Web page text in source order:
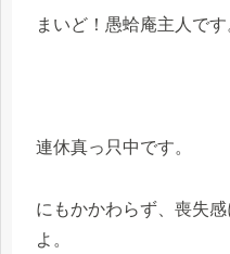
まいど！愚蛤庵主人です
連休真っ只中です。
にもかかわらず、喪失
よ。